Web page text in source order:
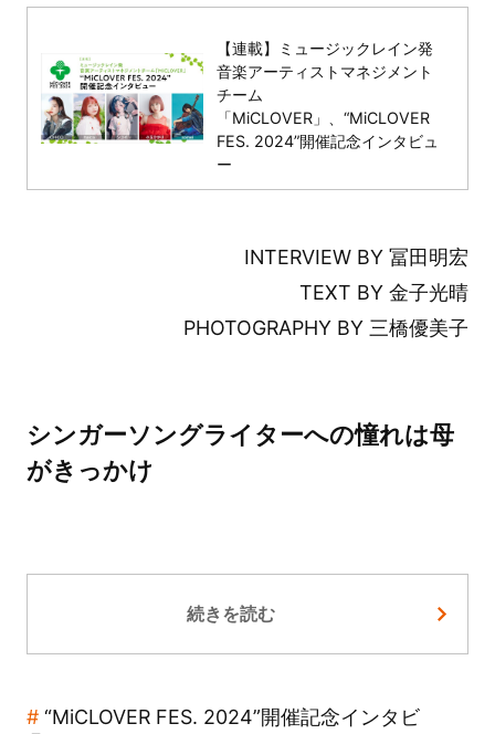
【連載】ミュージックレイン発
音楽アーティストマネジメント
チーム
「MiCLOVER」、“MiCLOVER
FES. 2024”開催記念インタビュ
ー
INTERVIEW BY 冨田明宏
TEXT BY 金子光晴
PHOTOGRAPHY BY 三橋優美子
シンガーソングライターへの憧れは母
がきっかけ
続きを読む
“MiCLOVER FES. 2024”開催記念インタビ